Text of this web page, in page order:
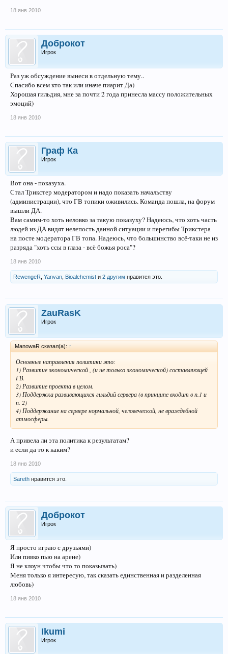
18 янв 2010
Доброкот
Игрок
Раз уж обсуждение вынеси в отдельную тему..
Спасибо всем кто так или иначе пиарит Да)
Хорошая гильдия, мне за почти 2 года принесла массу положительных
эмоций)
18 янв 2010
Граф Ка
Игрок
Вот она - показуха.
Стал Трикстер модератором и надо показать начальству
(администрации), что ГВ топики оживились. Команда пошла, на форум
вышли ДА.
Вам самим-то хоть неловко за такую показуху? Надеюсь, что хоть часть
людей из ДА видят нелепость данной ситуации и перегибы Трикстера
на посте модератора ГВ топа. Надеюсь, что большинство всё-таки не из
разряда "хоть ссы в глаза - всё божья роса"?
18 янв 2010
RewengeR Yanvan Bioalchemist и 2 другим нравится это.
ZauRasK
Игрок
ManowaR сказал(а): ↑
Основные направления политики это:
1) Развитие экономической , (и не только экономической) составляющей
ГВ.
2) Развитие проекта в целом.
3) Поддержка развивающихся гильдий сервера (в принципе входит в п.1 и
п. 2)
4) Поддержание на сервере нормальной, человеческой, не враждебной
атмосферы.
А привела ли эта политика к результатам?
и если да то к каким?
18 янв 2010
Sareth нравится это.
Доброкот
Игрок
Я просто играю с друзьями)
Или пивко пью на арене)
Я не клоун чтобы что то показывать)
Меня только я интересую, так сказать единственная и разделенная
любовь)
18 янв 2010
Ikumi
Игрок